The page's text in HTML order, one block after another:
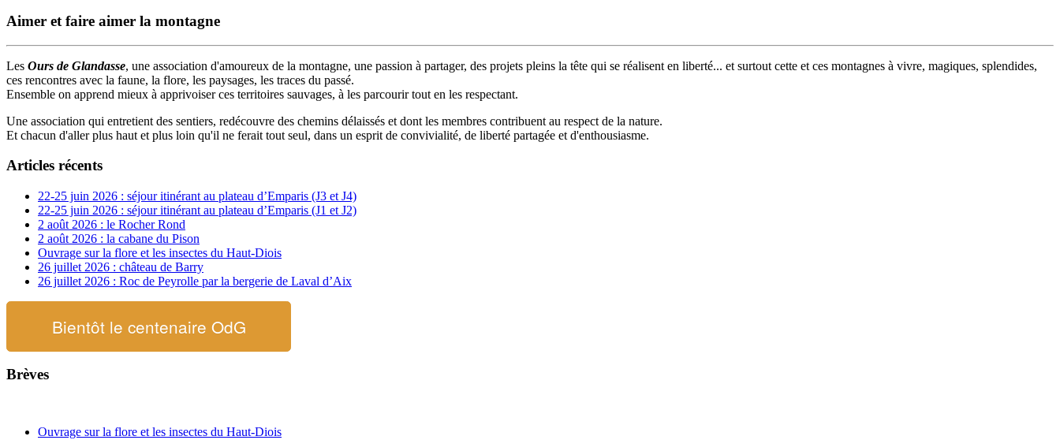
Aimer et faire aimer la montagne
Les Ours de Glandasse, une association d'amoureux de la montagne, une passion à partager, des projets pleins la tête qui se réalisent en liberté... et surtout cette et ces montagnes à vivre, magiques, splendides,
ces rencontres avec la faune, la flore, les paysages, les traces du passé.
Ensemble on apprend mieux à apprivoiser ces territoires sauvages, à les parcourir tout en les respectant.
Une association qui entretient des sentiers, redécouvre des chemins délaissés et dont les membres contribuent au respect de la nature.
Et chacun d'aller plus haut et plus loin qu'il ne ferait tout seul, dans un esprit de convivialité, de liberté partagée et d'enthousiasme.
Articles récents
22-25 juin 2026 : séjour itinérant au plateau d’Emparis (J3 et J4)
22-25 juin 2026 : séjour itinérant au plateau d’Emparis (J1 et J2)
2 août 2026 : le Rocher Rond
2 août 2026 : la cabane du Pison
Ouvrage sur la flore et les insectes du Haut-Diois
26 juillet 2026 : château de Barry
26 juillet 2026 : Roc de Peyrolle par la bergerie de Laval d’Aix
Bientôt le centenaire OdG
Brèves
Ouvrage sur la flore et les insectes du Haut-Diois